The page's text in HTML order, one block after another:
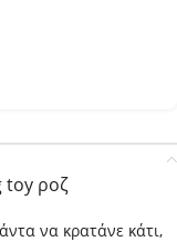
toy ροζ
να κρατάνε κάτι,